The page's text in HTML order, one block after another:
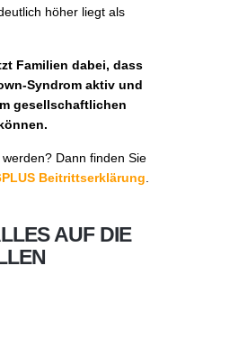
höher liegt als
Familien dabei, dass
Syndrom aktiv und
gesellschaftlichen
Dann finden Sie
Beitrittserklärung
AUF DIE